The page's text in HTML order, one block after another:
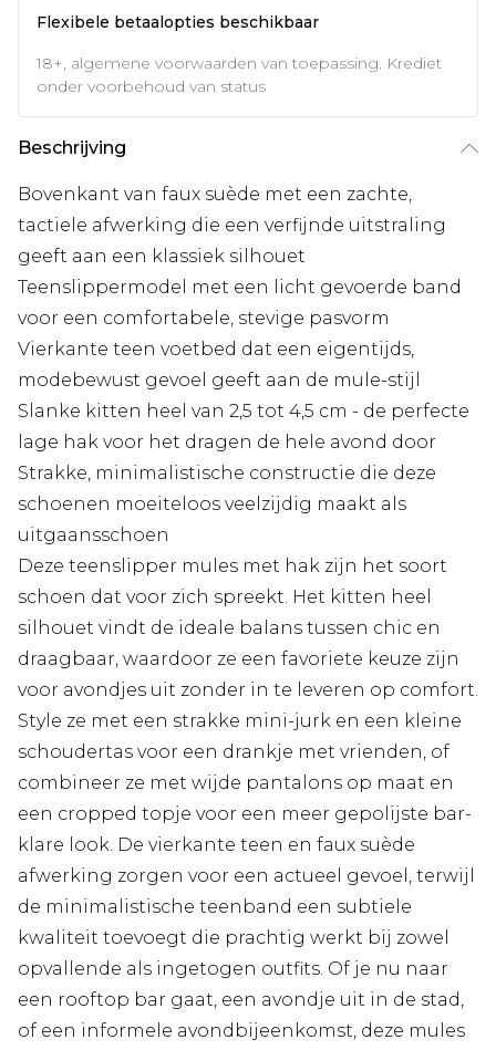
Flexibele betaalopties beschikbaar
18+, algemene voorwaarden van toepassing. Krediet
onder voorbehoud van status
Beschrijving
Bovenkant van faux suède met een zachte,
tactiele afwerking die een verfijnde uitstraling
geeft aan een klassiek silhouet
Teenslippermodel met een licht gevoerde band
voor een comfortabele, stevige pasvorm
Vierkante teen voetbed dat een eigentijds,
modebewust gevoel geeft aan de mule-stijl
Slanke kitten heel van 2,5 tot 4,5 cm - de perfecte
lage hak voor het dragen de hele avond door
Strakke, minimalistische constructie die deze
schoenen moeiteloos veelzijdig maakt als
uitgaansschoen
Deze teenslipper mules met hak zijn het soort
schoen dat voor zich spreekt. Het kitten heel
silhouet vindt de ideale balans tussen chic en
draagbaar, waardoor ze een favoriete keuze zijn
voor avondjes uit zonder in te leveren op comfort.
Style ze met een strakke mini-jurk en een kleine
schoudertas voor een drankje met vrienden, of
combineer ze met wijde pantalons op maat en
een cropped topje voor een meer gepolijste bar-
klare look. De vierkante teen en faux suède
afwerking zorgen voor een actueel gevoel, terwijl
de minimalistische teenband een subtiele
kwaliteit toevoegt die prachtig werkt bij zowel
opvallende als ingetogen outfits. Of je nu naar
een rooftop bar gaat, een avondje uit in de stad,
of een informele avondbijeenkomst, deze mules